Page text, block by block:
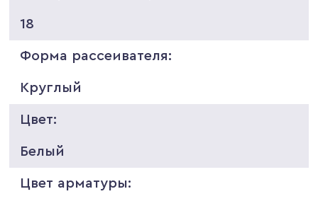
18
Форма рассеивателя:
Круглый
Цвет:
Белый
Цвет арматуры: